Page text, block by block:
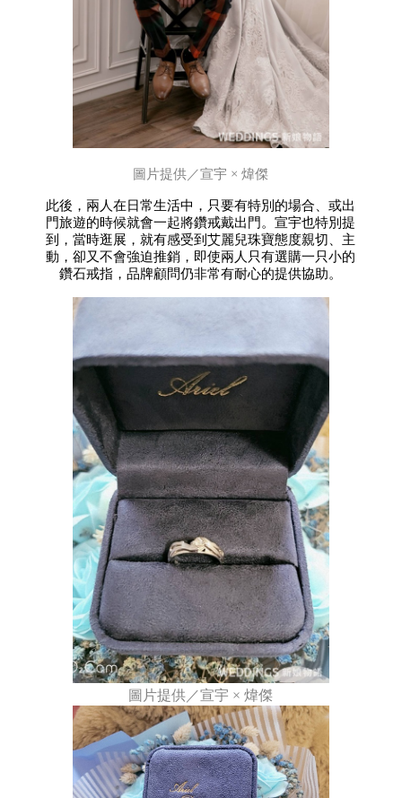
圖片提供／宣宇 × 煒傑
此後，兩人在日常生活中，只要有特別的場合、或出
門旅遊的時候就會一起將鑽戒戴出門。宣宇也特別提
到，當時逛展，就有感受到艾麗兒珠寶態度親切、主
動，卻又不會強迫推銷，即使兩人只有選購一只小的
鑽石戒指，品牌顧問仍非常有耐心的提供協助。
圖片提供／宣宇 × 煒傑